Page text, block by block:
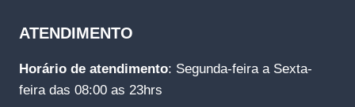
ATENDIMENTO
Horário de atendimento: Segunda-feira a Sexta-
feira das 08:00 as 23hrs